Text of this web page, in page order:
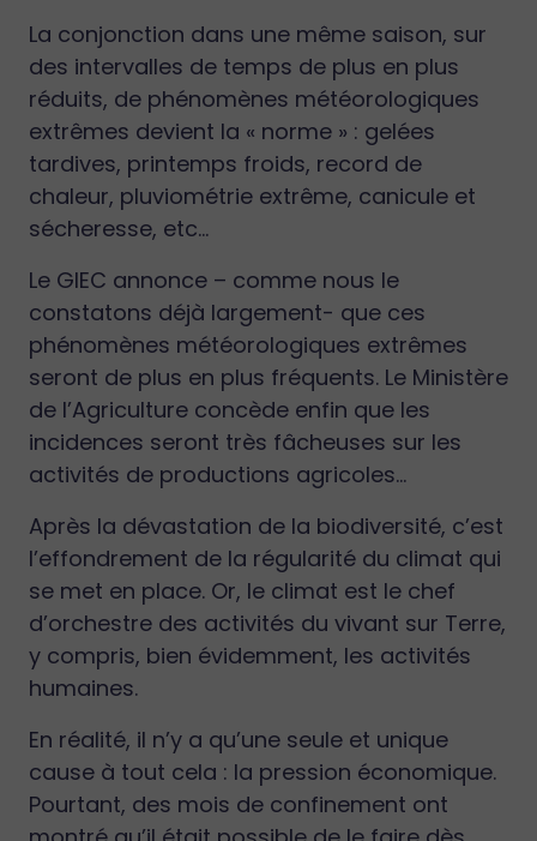
La conjonction dans une même saison, sur
des intervalles de temps de plus en plus
réduits, de phénomènes météorologiques
extrêmes devient la « norme » : gelées
tardives, printemps froids, record de
chaleur, pluviométrie extrême, canicule et
sécheresse, etc…
Le GIEC annonce – comme nous le
constatons déjà largement- que ces
phénomènes météorologiques extrêmes
seront de plus en plus fréquents. Le Ministère
de l’Agriculture concède enfin que les
incidences seront très fâcheuses sur les
activités de productions agricoles…
Après la dévastation de la biodiversité, c’est
l’effondrement de la régularité du climat qui
se met en place. Or, le climat est le chef
d’orchestre des activités du vivant sur Terre,
y compris, bien évidemment, les activités
humaines.
En réalité, il n’y a qu’une seule et unique
cause à tout cela : la pression économique.
Pourtant, des mois de confinement ont